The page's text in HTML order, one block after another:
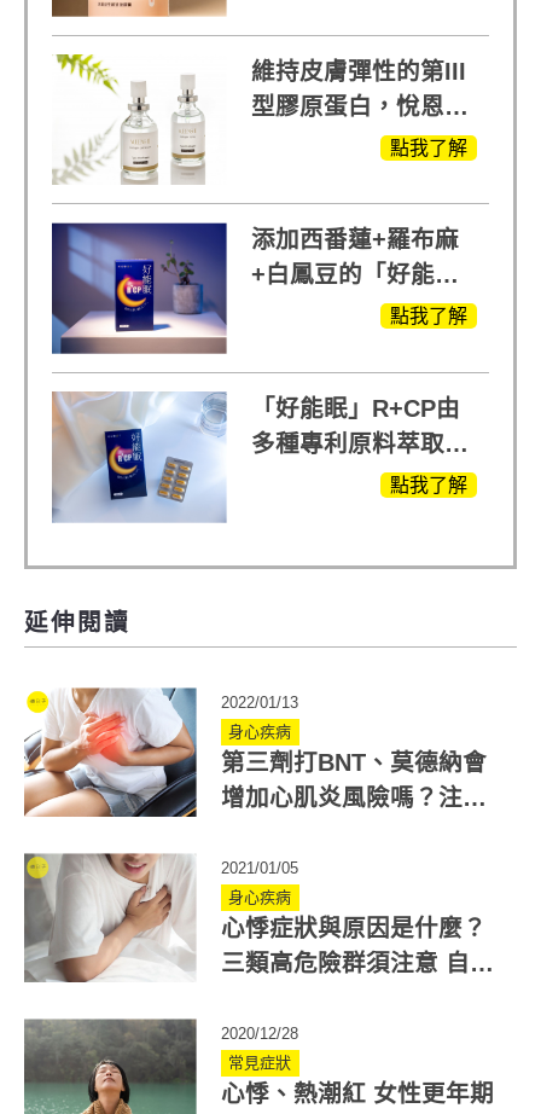
維持皮膚彈性的第III
型膠原蛋白，悅恩詩
給予寶寶般的肌膚感
點我了解
添加西番蓮+羅布麻
+白鳳豆的「好能
眠」，獨家專利配
點我了解
「好能眠」R+CP由
多種專利原料萃取、
白鳳豆、羅布麻、西
點我了解
延伸閱讀
2022/01/13
身心疾病
第三劑打BNT、莫德納會
增加心肌炎風險嗎？注意5
2021/01/05
身心疾病
心悸症狀與原因是什麼？
三類高危險群須注意 自我
2020/12/28
常見症狀
心悸、熱潮紅 女性更年期